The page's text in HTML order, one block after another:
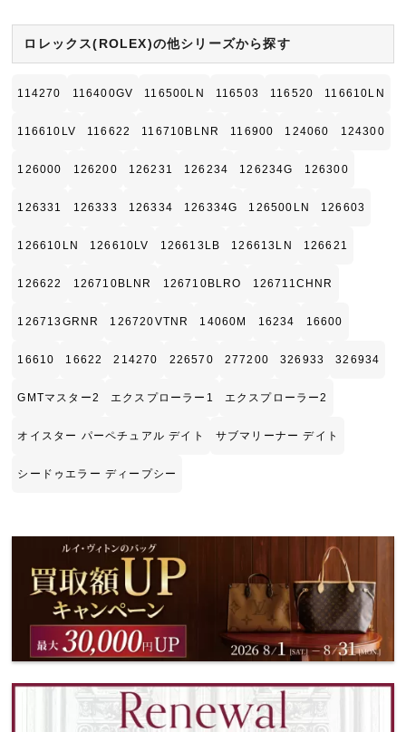
ロレックス(ROLEX)の他シリーズから探す
114270 116400GV 116500LN 116503 116520 116610LN
116610LV 116622 116710BLNR 116900 124060 124300
126000 126200 126231 126234 126234G 126300
126331 126333 126334 126334G 126500LN 126603
126610LN 126610LV 126613LB 126613LN 126621
126622 126710BLNR 126710BLRO 126711CHNR
126713GRNR 126720VTNR 14060M 16234 16600
16610 16622 214270 226570 277200 326933 326934
GMTマスター2 エクスプローラー1 エクスプローラー2
オイスター パーペチュアル デイト サブマリーナー デイト
シードゥエラー ディープシー